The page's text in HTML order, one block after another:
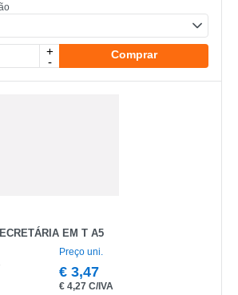
+
-
Comprar
EM T A5
Preço uni.
€ 3,47
€ 4,27 C/IVA